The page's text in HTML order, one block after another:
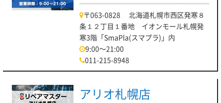
〒063-0828 北海道札幌市西区発寒８
条１２丁目１番地 イオンモール札幌発
寒3階「SmaPla(スマプラ)」内
9:00～21:00
011-215-8948
アリオ札幌店